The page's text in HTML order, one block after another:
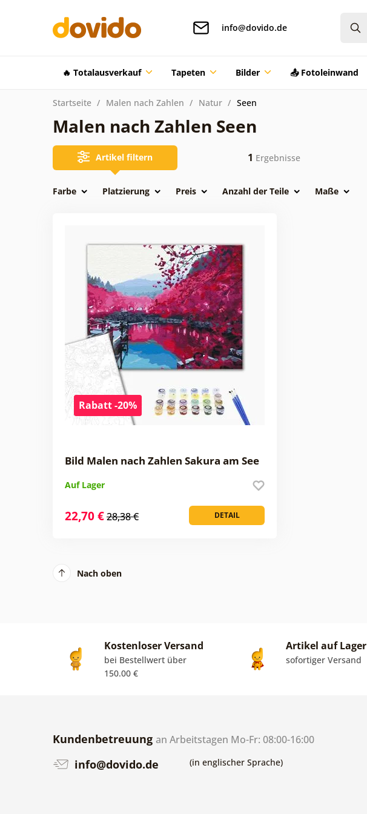
info@dovido.de
🔥 Totalausverkauf Tapeten Bilder 📤 Fotoleinwand
Startseite Malen nach Zahlen Natur Seen
Malen nach Zahlen Seen
Artikel filtern 1 Ergebnisse
Farbe Platzierung Preis Anzahl der Teile Maße
Rabatt -20%
Bild Malen nach Zahlen Sakura am See
Auf Lager
DETAIL
22,70 €28,38 €
Nach oben
Kostenloser Versand
bei Bestellwert über
150.00 €
Artikel auf Lager
sofortiger Versand
Kundenbetreuung an Arbeitstagen Mo-Fr: 08:00-16:00
info@dovido.de (in englischer Sprache)